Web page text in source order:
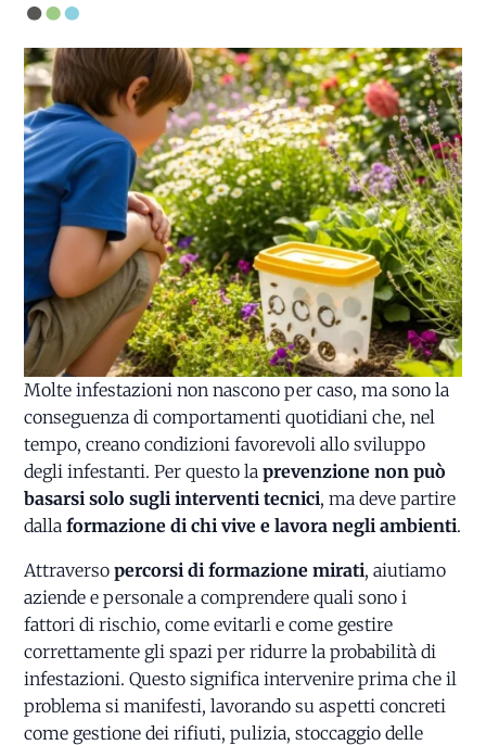
Molte infestazioni non nascono per caso, ma sono la
conseguenza di comportamenti quotidiani che, nel
tempo, creano condizioni favorevoli allo sviluppo
degli infestanti. Per questo laprevenzione non può
basarsi solo sugli interventi tecnici, ma deve partire
dallaformazione di chi vive e lavora negli ambienti.
Attraversopercorsi di formazione mirati, aiutiamo
aziende e personale a comprendere quali sono i
fattori di rischio, come evitarli e come gestire
correttamente gli spazi per ridurre la probabilità di
infestazioni. Questo significa intervenire prima che il
problema si manifesti, lavorando su aspetti concreti
come gestione dei rifiuti, pulizia, stoccaggio delle